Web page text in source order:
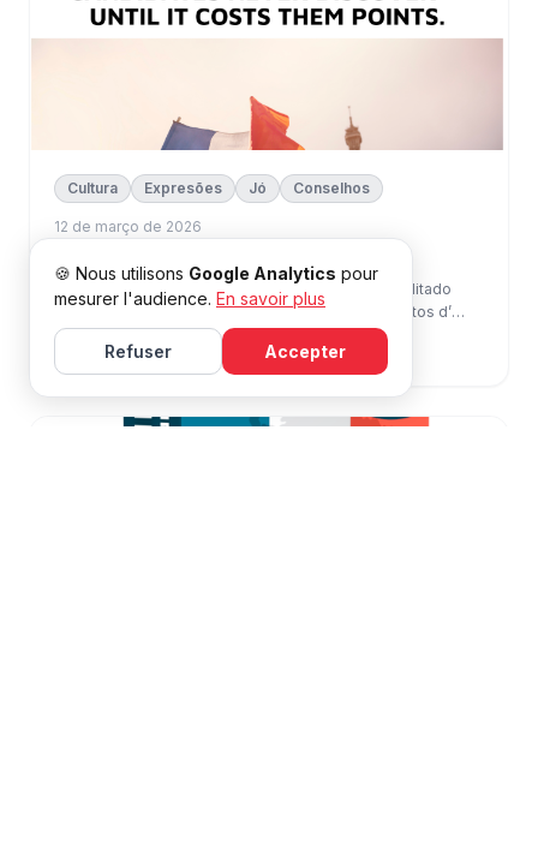
Cultura Expresões Jó Conselhos
12 de março de 2026
⁇ O problema em francês é frequentemente acreditado
como linguístico. É frequentemente positional. Muitos d’
aprendizes não têm falta de nível.
Ler o artigo
🍪 Nous utilisons Google Analytics pour
mesurer l'audience. En savoir plus
Refuser Accepter